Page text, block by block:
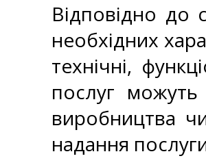
Відповідно до
необхідних
технічні,
послуг можуть
виробництва
надання